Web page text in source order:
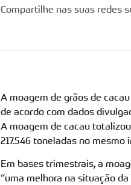
Compartilhe nas suas redes
A moagem de grãos de
de acordo com dados
A moagem de cacau
217.546 toneladas no mesmo
Em bases trimestrais, a
“uma melhora na situação